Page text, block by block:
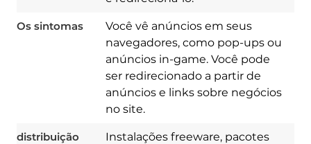
Os sintomas
Você vê anúncios em seus
navegadores, como pop-ups ou
anúncios in-game. Você pode
ser redirecionado a partir de
anúncios e links sobre negócios
no site.
distribuição
Instalações freeware, pacotes
Download